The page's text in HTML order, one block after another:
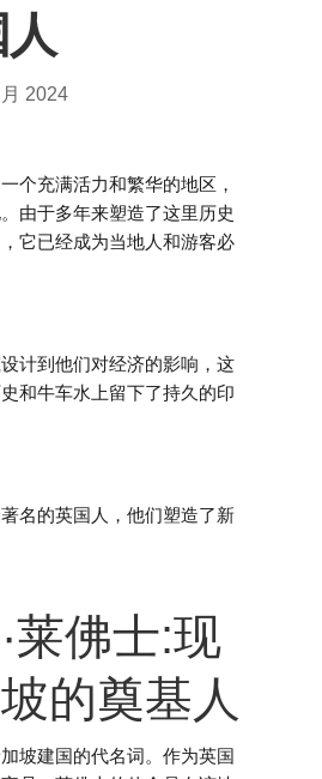
2024
个充满活力和繁华的地区，
由于多年来塑造了这里历史
它已经成为当地人和游客必
计到他们对经济的影响，这
和牛车水上留下了持久的印
名的英国人，他们塑造了新
莱佛士:现
的奠基人
坡建国的代名词。作为英国